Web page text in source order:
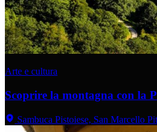
Arte e cultura
Scoprire la montagna con la
Sambuca Pistoiese, San Marcello